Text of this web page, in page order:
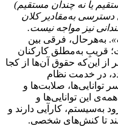
یا نه چندان مستقیم)
دسترسی به‌مقادیر کلان
نیز مواجه نیست.
. به‌هرحال، فرقی بین
قریبِ به‌مطلق کارکنان
این‌که حقوق آن‌ها از کجا
در خدمت نظام
توانایی‌ها، صلابت‌ها و
این‌ توانایی‌ها و
به‌سیستم، کارآیی دارند و
تا کنش‌های شخصی.